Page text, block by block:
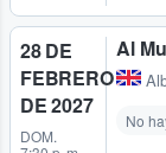
28 DE
FEBRERO
DE 2027
DOM.
Al
No